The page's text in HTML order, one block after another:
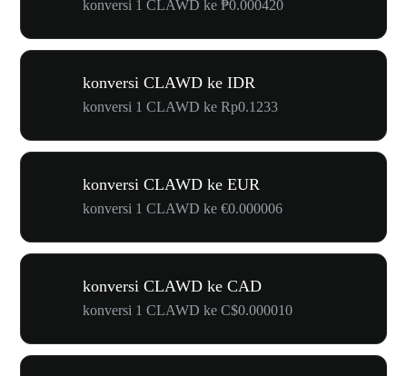
konversi 1 CLAWD ke ₱0.000420
konversi CLAWD ke IDR
konversi 1 CLAWD ke Rp0.1233
konversi CLAWD ke EUR
konversi 1 CLAWD ke €0.000006
konversi CLAWD ke CAD
konversi 1 CLAWD ke C$0.000010